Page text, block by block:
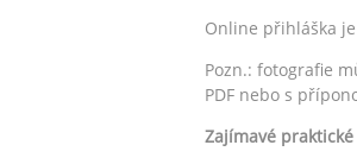
Online přihláška
Pozn.: fotografie
PDF nebo s
Zajímavé praktické